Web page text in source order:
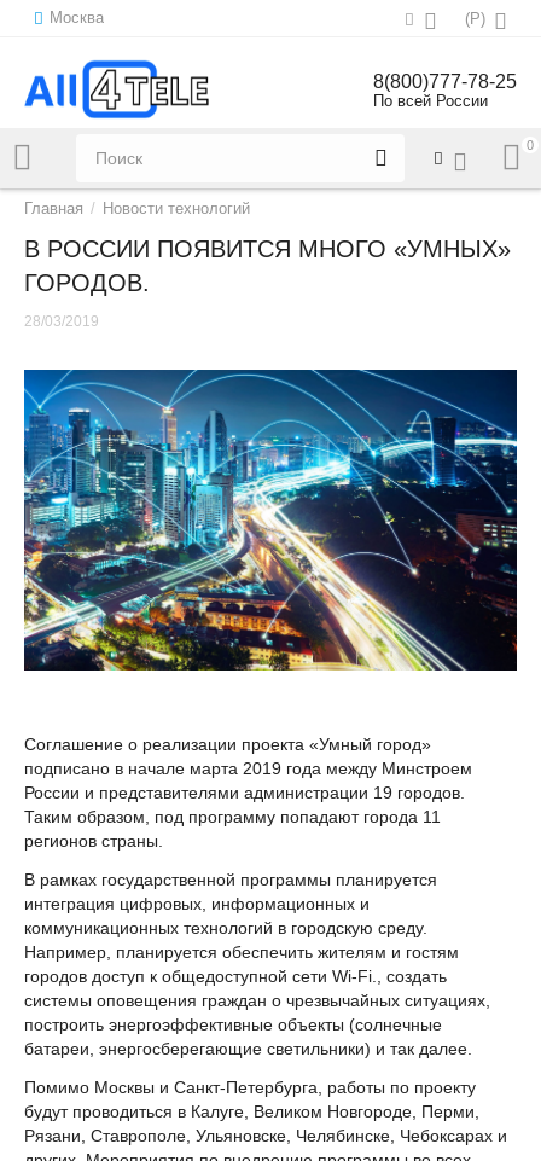
Москва (Р)
Напишите нам:sales@all4tele.com
8(800)777-78-25
По всей России
0
Главная / Новости технологий
В РОССИИ ПОЯВИТСЯ МНОГО «УМНЫХ»
ГОРОДОВ.
28/03/2019
Соглашение о реализации проекта «Умный город»
подписано в начале марта 2019 года между Минстроем
России и представителями администрации 19 городов.
Таким образом, под программу попадают города 11
регионов страны.
В рамках государственной программы планируется
интеграция цифровых, информационных и
коммуникационных технологий в городскую среду.
Например, планируется обеспечить жителям и гостям
городов доступ к общедоступной сети Wi-Fi., создать
системы оповещения граждан о чрезвычайных ситуациях,
построить энергоэффективные объекты (солнечные
батареи, энергосберегающие светильники) и так далее.
Помимо Москвы и Санкт-Петербурга, работы по проекту
будут проводиться в Калуге, Великом Новгороде, Перми,
Рязани, Ставрополе, Ульяновске, Челябинске, Чебоксарах и